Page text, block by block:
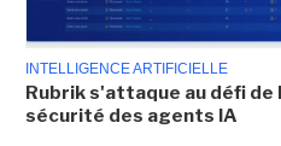
INTELLIGENCE ARTIFICIELLE
Rubrik s'attaque au défi de
sécurité des agents IA